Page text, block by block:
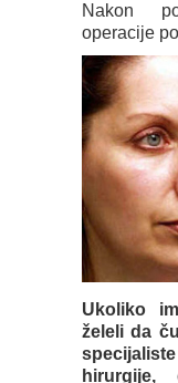
Nakon
operacije
Ukoliko
želeli da